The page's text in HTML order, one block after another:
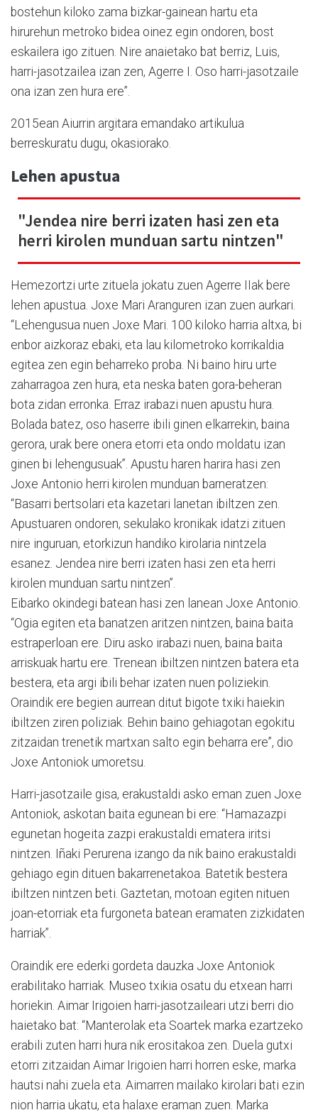
bostehun kiloko zama bizkar-gainean hartu eta
hirurehun metroko bidea oinez egin ondoren, bost
eskailera igo zituen. Nire anaietako bat berriz, Luis,
harri-jasotzailea izan zen, Agerre I. Oso harri-jasotzaile
ona izan zen hura ere”.
2015ean Aiurrin argitara emandako artikulua
berreskuratu dugu, okasiorako.
Lehen apustua
"Jendea nire berri izaten hasi zen eta
herri kirolen munduan sartu nintzen"
Hemezortzi urte zituela jokatu zuen Agerre IIak bere
lehen apustua. Joxe Mari Aranguren izan zuen aurkari.
“Lehengusua nuen Joxe Mari. 100 kiloko harria altxa, bi
enbor aizkoraz ebaki, eta lau kilometroko korrikaldia
egitea zen egin beharreko proba. Ni baino hiru urte
zaharragoa zen hura, eta neska baten gora-beheran
bota zidan erronka. Erraz irabazi nuen apustu hura.
Bolada batez, oso haserre ibili ginen elkarrekin, baina
gerora, urak bere onera etorri eta ondo moldatu izan
ginen bi lehengusuak”. Apustu haren harira hasi zen
Joxe Antonio herri kirolen munduan barneratzen:
“Basarri bertsolari eta kazetari lanetan ibiltzen zen.
Apustuaren ondoren, sekulako kronikak idatzi zituen
nire inguruan, etorkizun handiko kirolaria nintzela
esanez. Jendea nire berri izaten hasi zen eta herri
kirolen munduan sartu nintzen”.
Eibarko okindegi batean hasi zen lanean Joxe Antonio.
“Ogia egiten eta banatzen aritzen nintzen, baina baita
estraperloan ere. Diru asko irabazi nuen, baina baita
arriskuak hartu ere. Trenean ibiltzen nintzen batera eta
bestera, eta argi ibili behar izaten nuen poliziekin.
Oraindik ere begien aurrean ditut bigote txiki haiekin
ibiltzen ziren poliziak. Behin baino gehiagotan egokitu
zitzaidan trenetik martxan salto egin beharra ere”, dio
Joxe Antoniok umoretsu.
Harri-jasotzaile gisa, erakustaldi asko eman zuen Joxe
Antoniok, askotan baita egunean bi ere: “Hamazazpi
egunetan hogeita zazpi erakustaldi ematera iritsi
nintzen. Iñaki Perurena izango da nik baino erakustaldi
gehiago egin dituen bakarrenetakoa. Batetik bestera
ibiltzen nintzen beti. Gaztetan, motoan egiten nituen
joan-etorriak eta furgoneta batean eramaten zizkidaten
harriak”.
Oraindik ere ederki gordeta dauzka Joxe Antoniok
erabilitako harriak. Museo txikia osatu du etxean harri
horiekin. Aimar Irigoien harri-jasotzaileari utzi berri dio
haietako bat: “Manterolak eta Soartek marka ezartzeko
erabili zuten harri hura nik erositakoa zen. Duela gutxi
etorri zitzaidan Aimar Irigoien harri horren eske, marka
hautsi nahi zuela eta. Aimarren mailako kirolari bati ezin
nion harria ukatu, eta halaxe eraman zuen. Marka